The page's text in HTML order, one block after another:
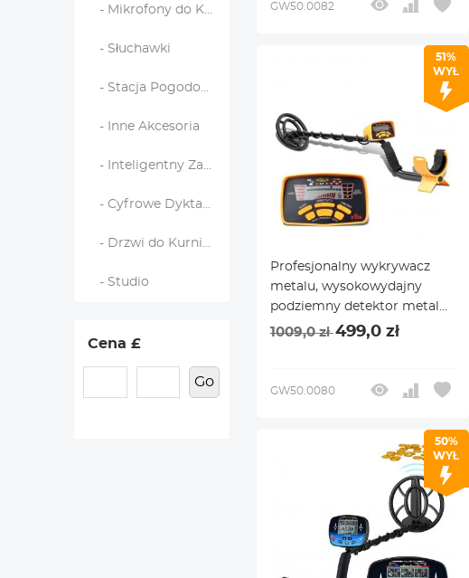
- Mikrofony do Kamer
- Słuchawki
- Stacja Pogodowa i Czujniki Domowe
- Inne Akcesoria
- Inteligentny Zamek
- Cyfrowe Dyktafony
- Drzwi do Kurnika
- Studio
Cena £
Go
GW50.0082
51%
WYŁ
Profesjonalny wykrywacz
metalu, wysokowydajny
podziemny detektor metalu,
pięć trybów detekcji, z
1009,0 zł499,0 zł
GW50.0080
50%
WYŁ